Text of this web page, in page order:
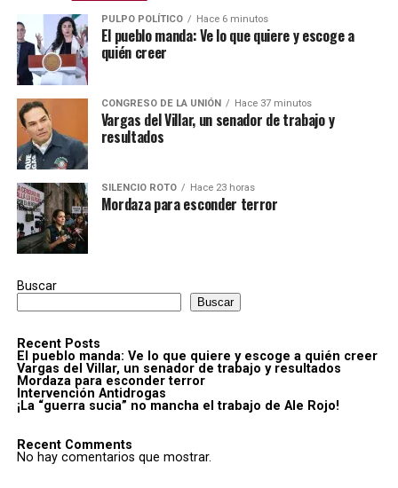
PULPO POLÍTICO Hace 6 minutos
El pueblo manda: Ve lo que quiere y escoge a
quién creer
CONGRESO DE LA UNIÓN Hace 37 minutos
Vargas del Villar, un senador de trabajo y
resultados
SILENCIO ROTO Hace 23 horas
Mordaza para esconder terror
Buscar
Buscar
Recent Posts
El pueblo manda: Ve lo que quiere y escoge a quién creer
Vargas del Villar, un senador de trabajo y resultados
Mordaza para esconder terror
Intervención Antidrogas
¡La “guerra sucia” no mancha el trabajo de Ale Rojo!
Recent Comments
No hay comentarios que mostrar.